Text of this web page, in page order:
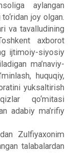
aylangan
joy olgan.
va tavalludining
axborot
ijtimoiy-siyosiy
ma’naviy-
huquqiy,
yuksaltirish
qo‘mitasi
adabiy ma’rifiy
Zulfiyaxonim
talabalardan